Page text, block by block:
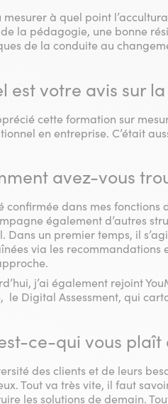
mesurer à quel point
la pédagogie, une bonne
de la conduite au
est votre avis sur
cette formation sur
en entreprise. C’était
avez-vous
confirmée dans mes
également d’autres
Dans un premier temps, il
via les recommandations
j’ai également rejoint
le Digital Assessment, qui
ce-qui vous
des clients et de leurs
Tout va très vite, il faut
les solutions de demain.